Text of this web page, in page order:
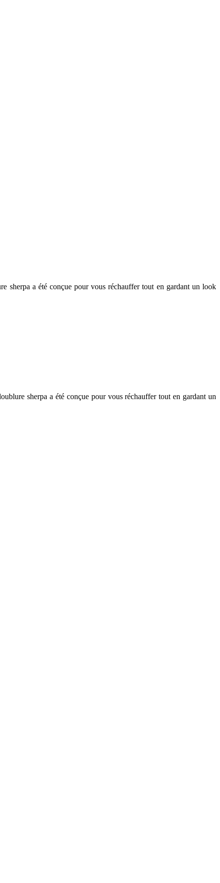
sherpa a été conçue pour vous réchauffer tout en gardant un look
sherpa a été conçue pour vous réchauffer tout en gardant un